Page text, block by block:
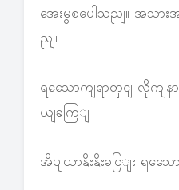
အေးမွစပေါသညျ။ အသာ
ညျ။
ရသေောကျရာတှငျ လိုက
ယျခကြျ
အိပျယာနိုးနိုးခငြျး ရသေေ